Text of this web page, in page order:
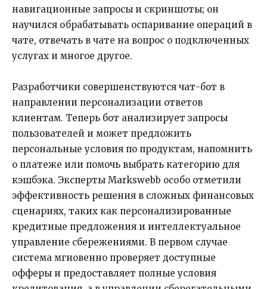
навигационные запросы и скриншоты; он
научился обрабатывать оспаривание операций в
чате, отвечать в чате на вопрос о подключенных
услугах и многое другое.
Разработчики совершенствуются чат-бот в
направлении персонализации ответов
клиентам. Теперь бот анализирует запросы
пользователей и может предложить
персональные условия по продуктам, напомнить
о платеже или помочь выбрать категорию для
кэшбэка. Эксперты Markswebb особо отметили
эффективность решения в сложных финансовых
сценариях, таких как персонализированные
кредитные предложения и интеллектуальное
управление сбережениями. В первом случае
система мгновенно проверяет доступные
офферы и предоставляет полные условия